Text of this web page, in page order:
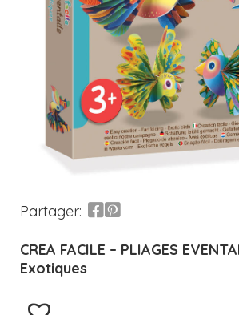
Partager:
CREA FACILE – PLIAGES
Exotiques